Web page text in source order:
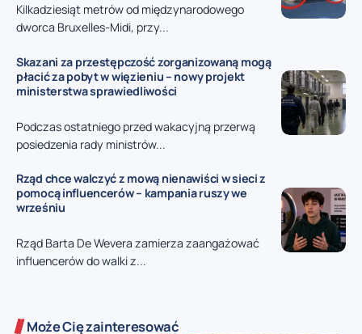
Kilkadziesiąt metrów od międzynarodowego
dworca Bruxelles-Midi, przy...
Skazani za przestępczość zorganizowaną mogą
płacić za pobyt w więzieniu – nowy projekt
ministerstwa sprawiedliwości
Podczas ostatniego przed wakacyjną przerwą
posiedzenia rady ministrów...
Rząd chce walczyć z mową nienawiści w sieci z
pomocą influencerów – kampania ruszy we
wrześniu
Rząd Barta De Wevera zamierza zaangażować
influencerów do walki z...
Może Cię zainteresować